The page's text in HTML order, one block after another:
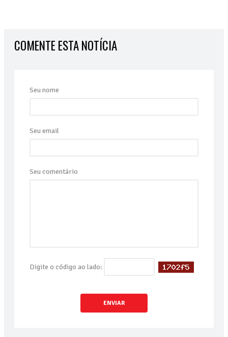
COMENTE ESTA NOTÍCIA
Seu nome
Seu email
Seu comentário
Digite o código ao lado:
ENVIAR